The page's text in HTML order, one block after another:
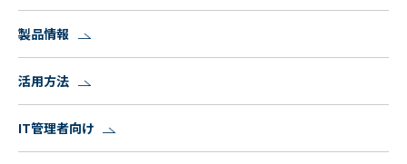
製品情報
活用方法
IT管理者向け